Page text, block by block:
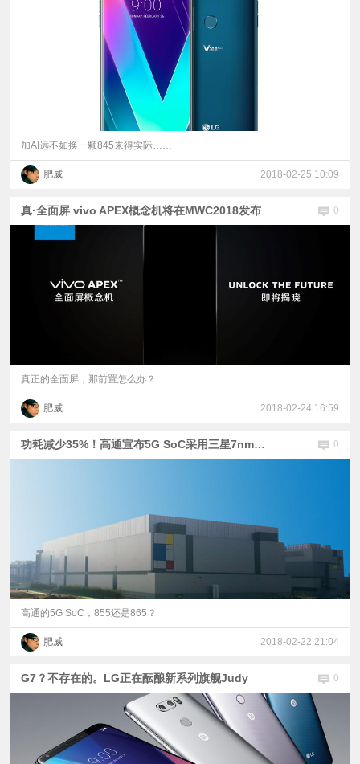
加AI远不如换一颗845来得实际……
肥威 2018-02-25 10:09
真·全面屏 vivo APEX概念机将在MWC2018发布 0
真正的全面屏，那前置怎么办？
肥威 2018-02-24 16:59
功耗减少35%！高通宣布5G SoC采用三星7nm工艺 0
高通的5G SoC，855还是865？
肥威 2018-02-22 21:04
G7？不存在的。LG正在酝酿新系列旗舰Judy 0